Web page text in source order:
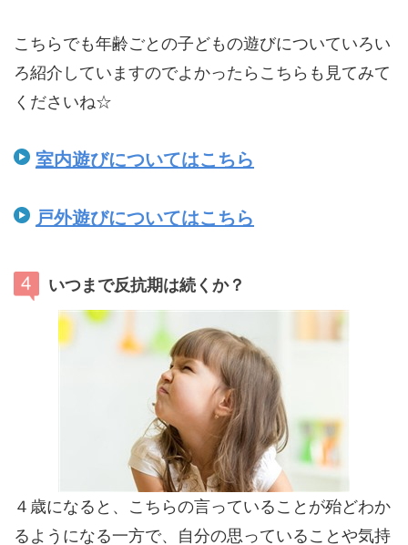
こちらでも年齢ごとの子どもの遊びについていろい
ろ紹介していますのでよかったらこちらも見てみて
くださいね☆
室内遊びについてはこちら
戸外遊びについてはこちら
いつまで反抗期は続くか？
４歳になると、こちらの言っていることが殆どわか
るようになる一方で、自分の思っていることや気持